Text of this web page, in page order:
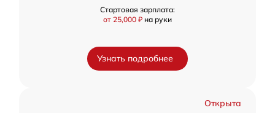
Стартовая зарплата:
от 25,000 ₽ на руки
Узнать подробнее
Открыта